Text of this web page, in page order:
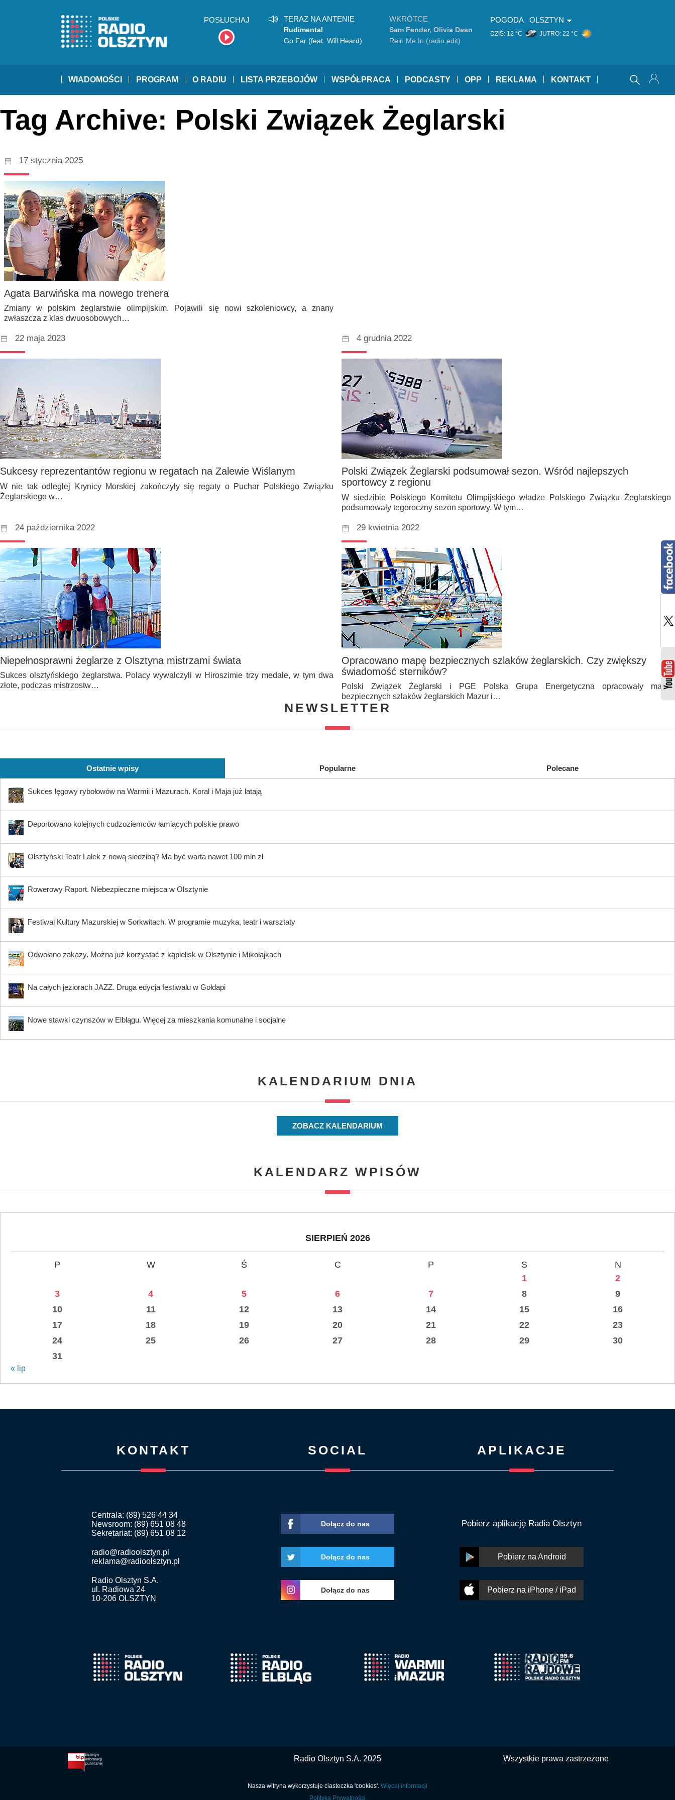
POSŁUCHAJ TERAZ NA ANTENIE
Rudimental
Go Far (feat. Will Heard)
WKRÓTCE
Sam Fender, Olivia Dean
Rein Me In (radio edit)
POGODA OLSZTYN
DZIŚ: 12 °C JUTRO: 22 °C
WIADOMOŚCI PROGRAM O RADIU LISTA PRZEBOJÓW WSPÓŁPRACA PODCASTY OPP REKLAMA KONTAKT
Tag Archive: Polski Związek Żeglarski
17 stycznia 2025
Agata Barwińska ma nowego trenera
Zmiany w polskim żeglarstwie olimpijskim. Pojawili się nowi szkoleniowcy, a znany
zwłaszcza z klas dwuosobowych…
22 maja 2023
Sukcesy reprezentantów regionu w regatach na Zalewie Wiślanym
W nie tak odległej Krynicy Morskiej zakończyły się regaty o Puchar Polskiego Związku
Żeglarskiego w…
4 grudnia 2022
Polski Związek Żeglarski podsumował sezon. Wśród najlepszych
sportowcy z regionu
W siedzibie Polskiego Komitetu Olimpijskiego władze Polskiego Związku Żeglarskiego
podsumowały tegoroczny sezon sportowy. W tym…
24 października 2022
Niepełnosprawni żeglarze z Olsztyna mistrzami świata
Sukces olsztyńskiego żeglarstwa. Polacy wywalczyli w Hiroszimie trzy medale, w tym dwa
złote, podczas mistrzostw…
29 kwietnia 2022
Opracowano mapę bezpiecznych szlaków żeglarskich. Czy zwiększy
świadomość sterników?
Polski Związek Żeglarski i PGE Polska Grupa Energetyczna opracowały mapę
bezpiecznych szlaków żeglarskich Mazur i…
NEWSLETTER
Ostatnie wpisy Popularne Polecane
Sukces lęgowy rybołowów na Warmii i Mazurach. Koral i Maja już latają
Deportowano kolejnych cudzoziemców łamiących polskie prawo
Olsztyński Teatr Lalek z nową siedzibą? Ma być warta nawet 100 mln zł
Rowerowy Raport. Niebezpieczne miejsca w Olsztynie
Festiwal Kultury Mazurskiej w Sorkwitach. W programie muzyka, teatr i warsztaty
Odwołano zakazy. Można już korzystać z kąpielisk w Olsztynie i Mikołajkach
Na całych jeziorach JAZZ. Druga edycja festiwalu w Gołdapi
Nowe stawki czynszów w Elblągu. Więcej za mieszkania komunalne i socjalne
KALENDARIUM DNIA
ZOBACZ KALENDARIUM
KALENDARZ WPISÓW
SIERPIEŃ 2026
P W Ś C P S
N
1
2
3
4 5 6 7 8
9
10
11 12 13 14 15
16
17
18 19 20 21 22
23
24
25 26 27 28 29
30
31
« lip
KONTAKT
Centrala: (89) 526 44 34
Newsroom: (89) 651 08 48
Sekretariat: (89) 651 08 12
radio@radioolsztyn.pl
reklama@radioolsztyn.pl
Radio Olsztyn S.A.
ul. Radiowa 24
10-206 OLSZTYN
SOCIAL
Dołącz do nas
Dołącz do nas
Dołącz do nas
APLIKACJE
Pobierz aplikację Radia Olsztyn
Pobierz na Android
Pobierz na iPhone / iPad
Radio Olsztyn S.A. 2025 Wszystkie prawa zastrzeżone
Nasza witryna wykorzystuje ciasteczka 'cookies'. Więcej informacji
Polityka Prywatności